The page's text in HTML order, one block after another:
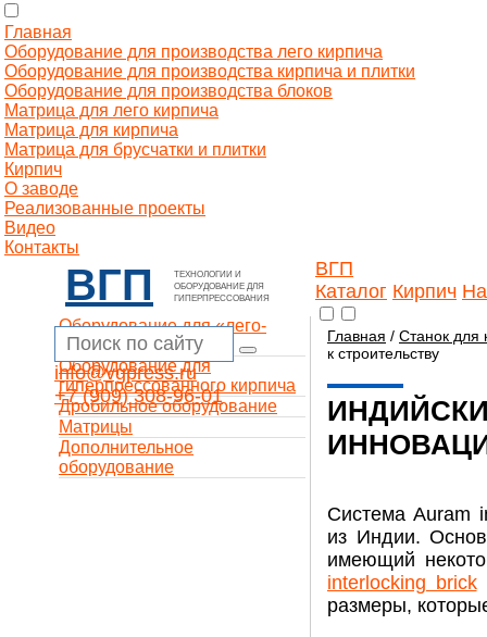
Главная
Оборудование для производства лего кирпича
Оборудование для производства кирпича и плитки
Оборудование для производства блоков
Матрица для лего кирпича
Матрица для кирпича
Матрица для брусчатки и плитки
Кирпич
О заводе
Реализованные проекты
Видео
Контакты
ВГП
ТЕХНОЛОГИИ И
ОБОРУДОВАНИЕ ДЛЯ
ГИПЕРПРЕССОВАНИЯ
ВГП
Каталог Кирпич
info@vgpress.ru
+7 (909) 308-96-01
Оборудование для «лего-
кирпича»
Оборудование для
гиперпрессованного кирпича
Дробильное оборудование
Матрицы
Дополнительное
оборудование
Главная / Станок для
к строительству
Система Auram
из Индии.
имеющий
interlocking brick
размеры,